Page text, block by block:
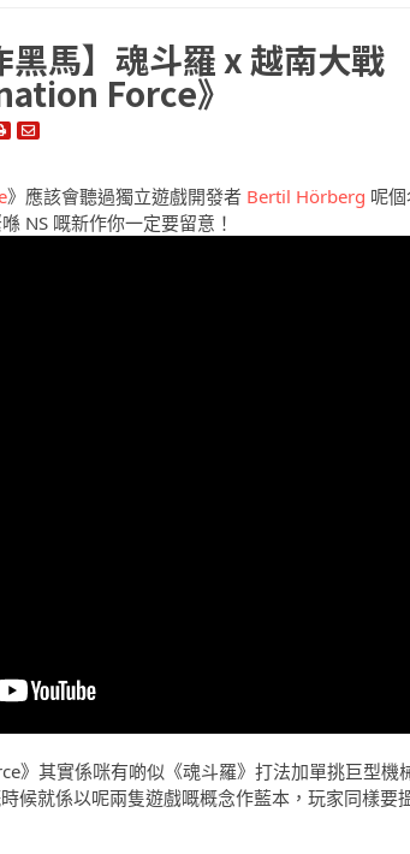
黑馬】魂斗羅 x 越南大戰
Force》
》應該會聽過獨立遊戲開發者 Bertil Hörberg 呢
NS 嘅新作你一定要留意！
》其實係咪有啲似《魂斗羅》打法加單挑巨型機
候就係以呢兩隻遊戲嘅概念作藍本，玩家同樣要